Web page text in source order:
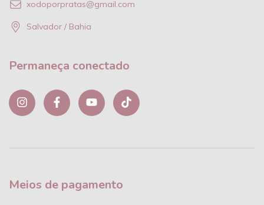
xodoporpratas@gmail.com
Salvador / Bahia
Permaneça conectado
Meios de pagamento